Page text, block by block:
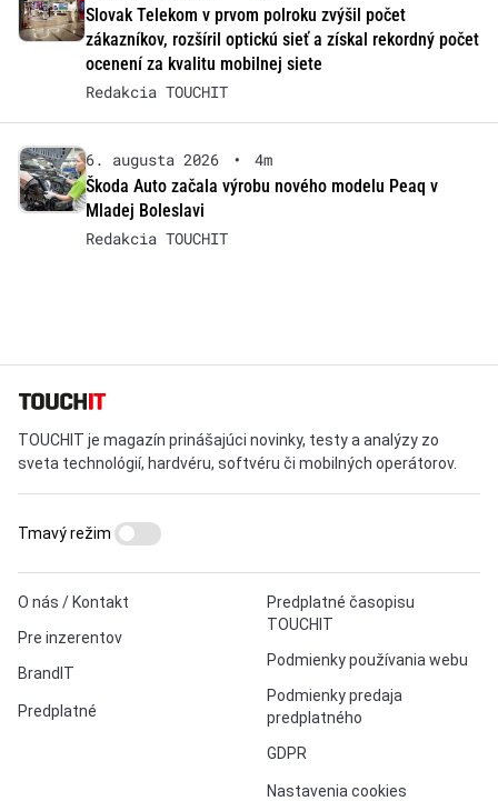
Slovak Telekom v prvom polroku zvýšil počet
zákazníkov, rozšíril optickú sieť a získal rekordný počet
ocenení za kvalitu mobilnej siete
Redakcia TOUCHIT
6. augusta 2026 •
4m
Škoda Auto začala výrobu nového modelu Peaq v
Mladej Boleslavi
Redakcia TOUCHIT
TOUCHIT je magazín prinášajúci novinky, testy a analýzy zo
sveta technológií, hardvéru, softvéru či mobilných operátorov.
O nás / Kontakt
Pre inzerentov
BrandIT
Predplatné
Predplatné časopisu
TOUCHIT
Podmienky používania webu
Podmienky predaja
predplatného
GDPR
Nastavenia cookies
Tmavý režim